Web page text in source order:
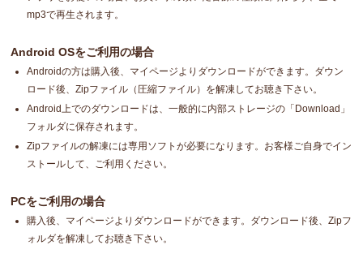
mp3で再生されます。
Android OSをご利用の場合
Androidの方は購入後、マイページよりダウンロードができます。ダウン
ロード後、Zipファイル（圧縮ファイル）を解凍してお聴き下さい。
Android上でのダウンロードは、一般的に内部ストレージの「Download」
フォルダに保存されます。
Zipファイルの解凍には専用ソフトが必要になります。お客様ご自身でイン
ストールして、ご利用ください。
PCをご利用の場合
購入後、マイページよりダウンロードができます。ダウンロード後、Zipフ
ォルダを解凍してお聴き下さい。